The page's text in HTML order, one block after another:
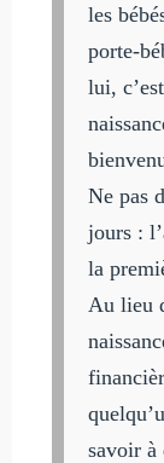
les
porte-
lui,
Ne pas
jours :
la
Au lieu
savoir à